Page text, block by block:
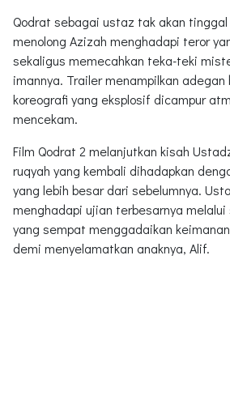
Qodrat sebagai ustaz tak akan
menolong Azizah menghadapi teror
sekaligus memecahkan teka-teki
imannya. Trailer menampilkan adegan
koreografi yang eksplosif dicampur
mencekam.
Film Qodrat 2 melanjutkan kisah
ruqyah yang kembali dihadapkan
yang lebih besar dari sebelumnya.
menghadapi ujian terbesarnya
yang sempat menggadaikan
demi menyelamatkan anaknya, Alif.